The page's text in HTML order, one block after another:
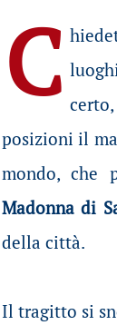
C
posizioni il
mondo, che
Madonna di
della città.
Il tragitto si